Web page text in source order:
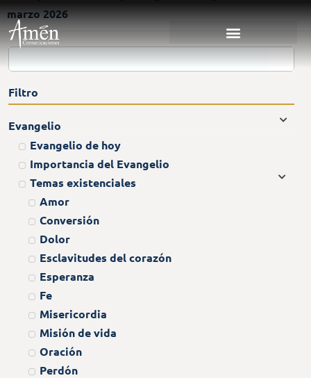
marzo 2026
Filtro
Evangelio
Evangelio de hoy
Importancia del Evangelio
Temas existenciales
Amor
Conversión
Dolor
Esclavitudes del corazón
Esperanza
Fe
Misericordia
Misión de vida
Oración
Perdón